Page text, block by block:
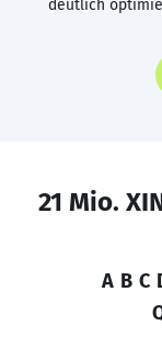
deutlich
21 Mio.
A B C